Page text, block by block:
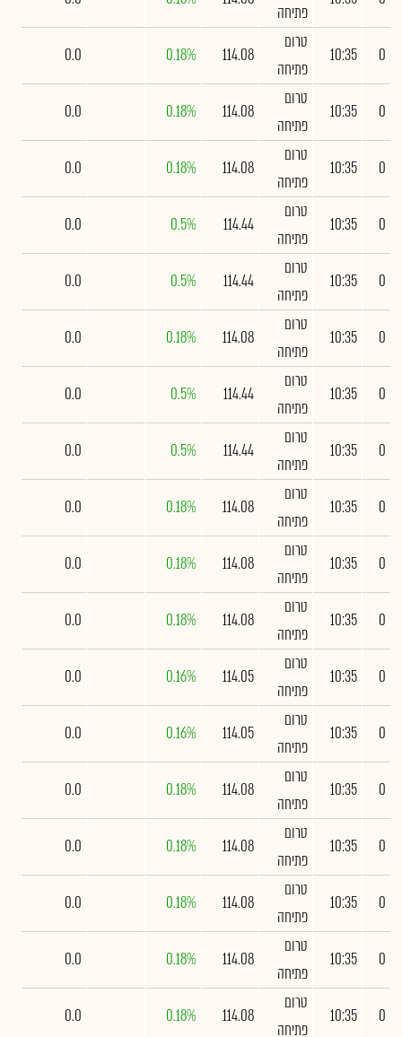
פתיחה
0
10:35
טרום
פתיחה
114.08
0.18%
0.0
0
10:35
טרום
פתיחה
114.08
0.18%
0.0
0
10:35
טרום
פתיחה
114.08
0.18%
0.0
0
10:35
טרום
פתיחה
114.44
0.5%
0.0
0
10:35
טרום
פתיחה
114.44
0.5%
0.0
0
10:35
טרום
פתיחה
114.08
0.18%
0.0
0
10:35
טרום
פתיחה
114.44
0.5%
0.0
0
10:35
טרום
פתיחה
114.44
0.5%
0.0
0
10:35
טרום
פתיחה
114.08
0.18%
0.0
0
10:35
טרום
פתיחה
114.08
0.18%
0.0
0
10:35
טרום
פתיחה
114.08
0.18%
0.0
0
10:35
טרום
פתיחה
114.05
0.16%
0.0
0
10:35
טרום
פתיחה
114.05
0.16%
0.0
0
10:35
טרום
פתיחה
114.08
0.18%
0.0
0
10:35
טרום
פתיחה
114.08
0.18%
0.0
0
10:35
טרום
פתיחה
114.08
0.18%
0.0
0
10:35
טרום
פתיחה
114.08
0.18%
0.0
0
10:35
טרום
פתיחה
114.08
0.18%
0.0